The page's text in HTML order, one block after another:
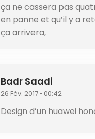
ça ne cassera pas
en panne et qu’il y a
ça arrivera,
Badr Saadi
26 Fév. 2017 • 00:42
Design d’un huawei